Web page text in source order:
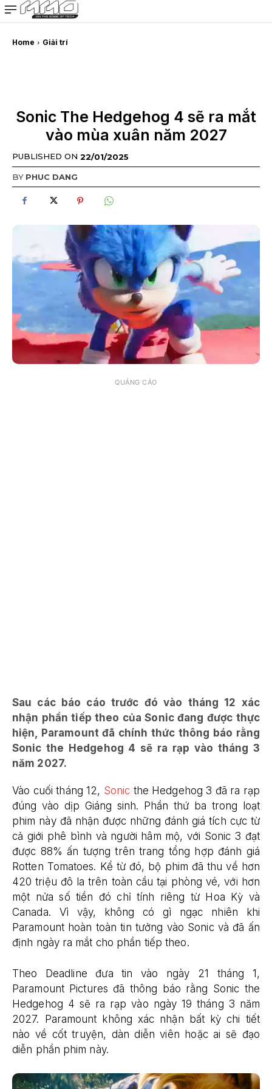
MMOSITE - Thông tin công nghệ
Bài viết nổi bật
Home Giải trí
Sonic The Hedgehog 4 sẽ ra mắt
vào mùa xuân năm 2027
PUBLISHED ON 22/01/2025
BY PHUC DANG
QUẢNG CÁO
Sau các báo cáo trước đó vào tháng 12 xác
nhận phần tiếp theo của Sonic đang được thực
hiện, Paramount đã chính thức thông báo rằng
Sonic the Hedgehog 4 sẽ ra rạp vào tháng 3
năm 2027.
Vào cuối tháng 12, Sonic the Hedgehog 3 đã ra rạp
đúng vào dịp Giáng sinh. Phần thứ ba trong loạt
phim này đã nhận được những đánh giá tích cực từ
cả giới phê bình và người hâm mộ, với Sonic 3 đạt
được 88% ấn tượng trên trang tổng hợp đánh giá
Rotten Tomatoes. Kể từ đó, bộ phim đã thu về hơn
420 triệu đô la trên toàn cầu tại phòng vé, với hơn
một nửa số tiền đó chỉ tính riêng từ Hoa Kỳ và
Canada. Vì vậy, không có gì ngạc nhiên khi
Paramount hoàn toàn tin tưởng vào Sonic và đã ấn
định ngày ra mắt cho phần tiếp theo.
Theo Deadline đưa tin vào ngày 21 tháng 1,
Paramount Pictures đã thông báo rằng Sonic the
Hedgehog 4 sẽ ra rạp vào ngày 19 tháng 3 năm
2027. Paramount không xác nhận bất kỳ chi tiết
nào về cốt truyện, dàn diễn viên hoặc ai sẽ đạo
diễn phần phim này.